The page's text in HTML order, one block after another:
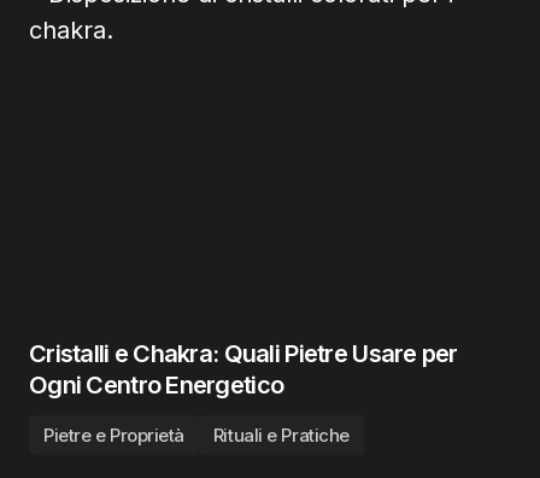
Cristalli e Chakra: Quali Pietre Usare per
Ogni Centro Energetico
Pietre e Proprietà Rituali e Pratiche